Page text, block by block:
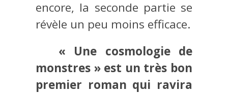
encore, la seconde partie se
révèle un peu moins efficace.
« Une cosmologie de
monstres » est un très bon
premier roman qui ravira